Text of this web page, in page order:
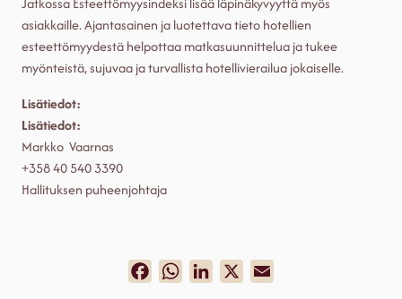
asiakkaille. Ajantasainen ja luotettava tieto hotellien
esteettömyydestä helpottaa matkasuunnittelua ja tukee
myönteistä, sujuvaa ja turvallista hotellivierailua jokaiselle.
Lisätiedot:
Lisätiedot:
Markko Vaarnas
+358 40 540 3390
Hallituksen puheenjohtaja
FacebookWhatsAppLinkedIn